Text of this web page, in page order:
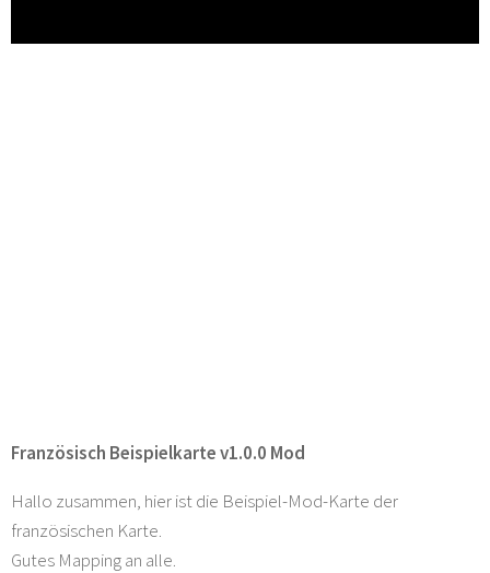
Französisch Beispielkarte v1.0.0 Mod
Hallo zusammen, hier ist die Beispiel-Mod-Karte der
französischen Karte.
Gutes Mapping an alle.